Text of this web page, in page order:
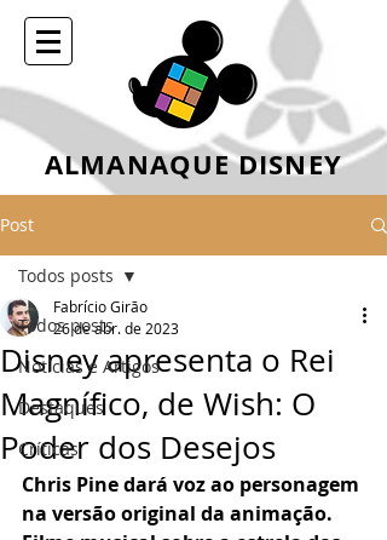
ALMANAQUE DISNEY
Post
Todos posts
Notícias e Artigos
Destaques
Críticas
Todos posts
Disney apresenta o Rei
Magnífico, de Wish: O
Poder dos Desejos
Fabrício Girão
26 de abr. de 2023
Chris Pine dará voz ao personagem
na versão original da animação.